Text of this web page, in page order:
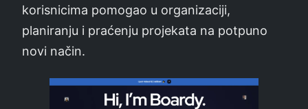
korisnicima pomogao u organizaciji,
planiranju i praćenju projekata na potpuno
novi način.